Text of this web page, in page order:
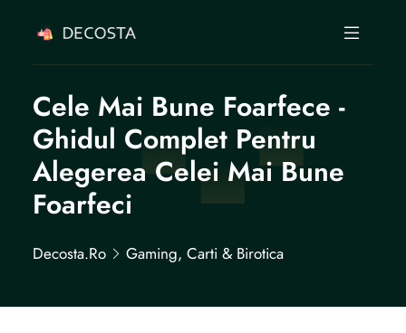
Cele Mai Bune Foarfece -
Ghidul Complet Pentru
Alegerea Celei Mai Bune
Foarfeci
Decosta.ro Gaming, Carti & Birotica